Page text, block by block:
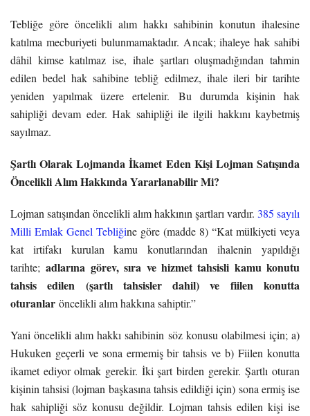
Tebliğe göre öncelikli alım hakkı sahibinin konutun ihalesine
katılma mecburiyeti bulunmamaktadır. Ancak; ihaleye hak sahibi
dâhil kimse katılmaz ise, ihale şartları oluşmadığından tahmin
edilen bedel hak sahibine tebliğ edilmez, ihale ileri bir tarihte
yeniden yapılmak üzere ertelenir. Bu durumda kişinin hak
sahipliği devam eder. Hak sahipliği ile ilgili hakkını kaybetmiş
sayılmaz.
Şartlı Olarak Lojmanda İkamet Eden Kişi Lojman Satışında
Öncelikli Alım Hakkında Yararlanabilir Mi?
Lojman satışından öncelikli alım hakkının şartları vardır. 385 sayılı
Milli Emlak Genel Tebliğine göre (madde 8) “Kat mülkiyeti veya
kat irtifakı kurulan kamu konutlarından ihalenin yapıldığı
tarihte;adlarına görev, sıra ve hizmet tahsisli kamu konutu
tahsis edilen (şartlı tahsisler dahil) ve fiilen konutta
oturanlar öncelikli alım hakkına sahiptir.”
Yani öncelikli alım hakkı sahibinin söz konusu olabilmesi için; a)
Hukuken geçerli ve sona ermemiş bir tahsis ve b) Fiilen konutta
ikamet ediyor olmak gerekir. İki şart birden gerekir.Şartlı oturan
kişinin tahsisi (lojman başkasına tahsis edildiği için) sona ermiş ise
hak sahipliği söz konusu değildir. Lojman tahsis edilen kişi ise